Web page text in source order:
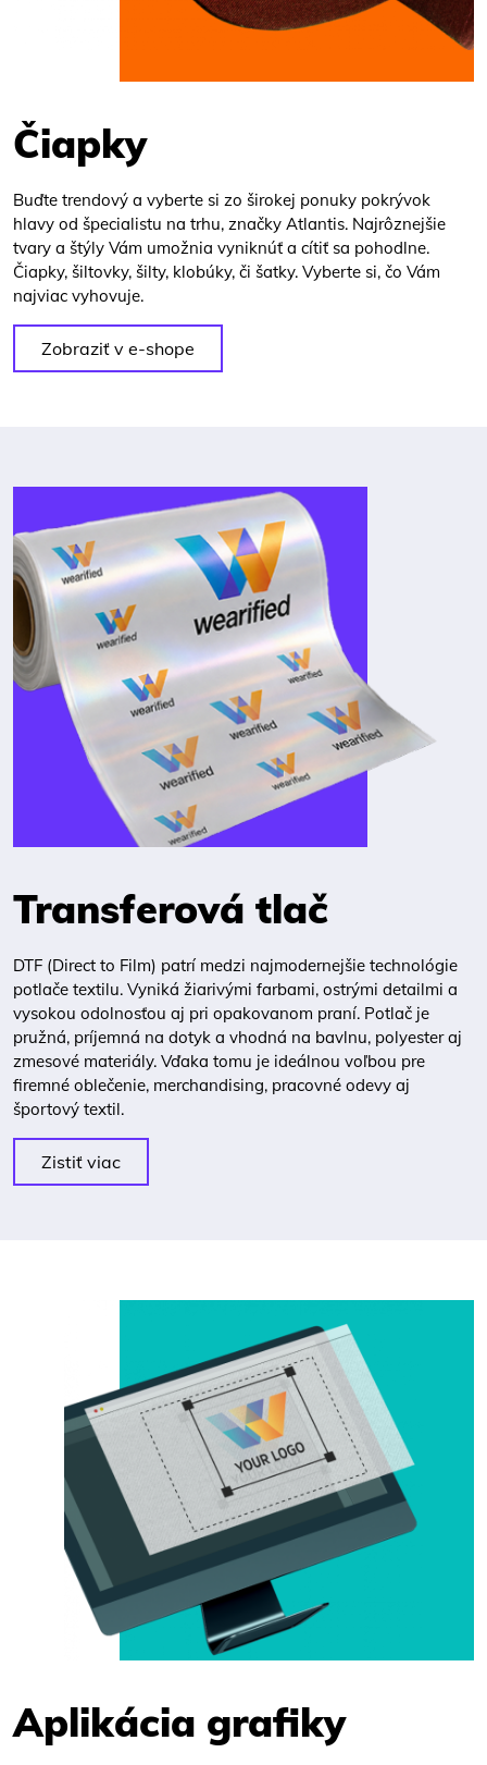
Čiapky
Buďte trendový a vyberte si zo širokej ponuky pokrývok
hlavy od špecialistu na trhu, značky Atlantis. Najrôznejšie
tvary a štýly Vám umožnia vyniknúť a cítiť sa pohodlne.
Čiapky, šiltovky, šilty, klobúky, či šatky. Vyberte si, čo Vám
najviac vyhovuje.
Zobraziť v e-shope
Transferová tlač
DTF (Direct to Film) patrí medzi najmodernejšie technológie
potlače textilu. Vyniká žiarivými farbami, ostrými detailmi a
vysokou odolnosťou aj pri opakovanom praní. Potlač je
pružná, príjemná na dotyk a vhodná na bavlnu, polyester aj
zmesové materiály. Vďaka tomu je ideálnou voľbou pre
firemné oblečenie, merchandising, pracovné odevy aj
športový textil.
Zistiť viac
Aplikácia grafiky